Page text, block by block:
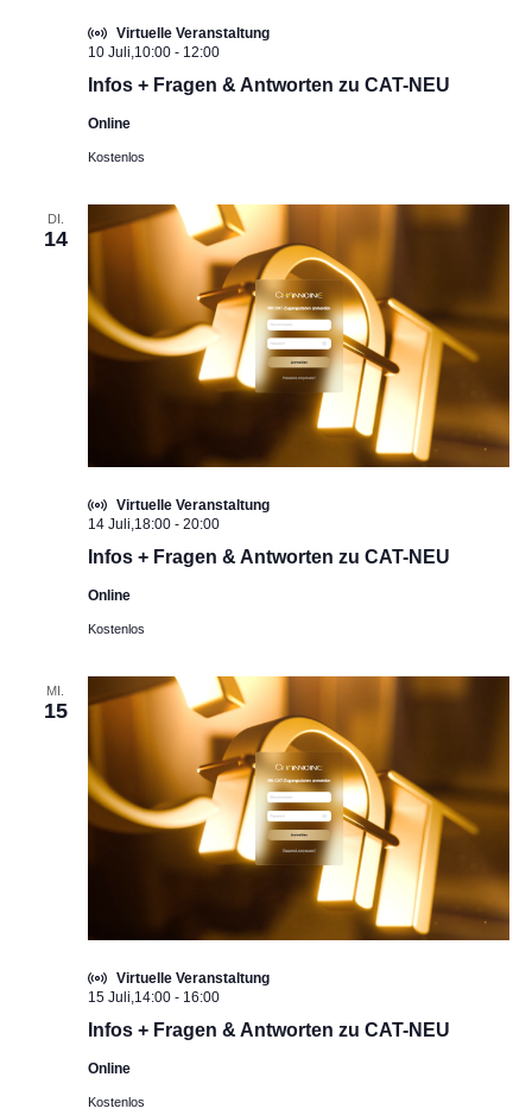
Infos + Fragen & Antworten zu CAT-NEU
10 Juli,10:00- 12:00
Online
Virtuelle Veranstaltung
Kostenlos
DI.
14
Infos + Fragen & Antworten zu CAT-NEU
14 Juli,18:00- 20:00
Online
Virtuelle Veranstaltung
Kostenlos
MI.
15
Infos + Fragen & Antworten zu CAT-NEU
15 Juli,14:00- 16:00
Online
Virtuelle Veranstaltung
Kostenlos